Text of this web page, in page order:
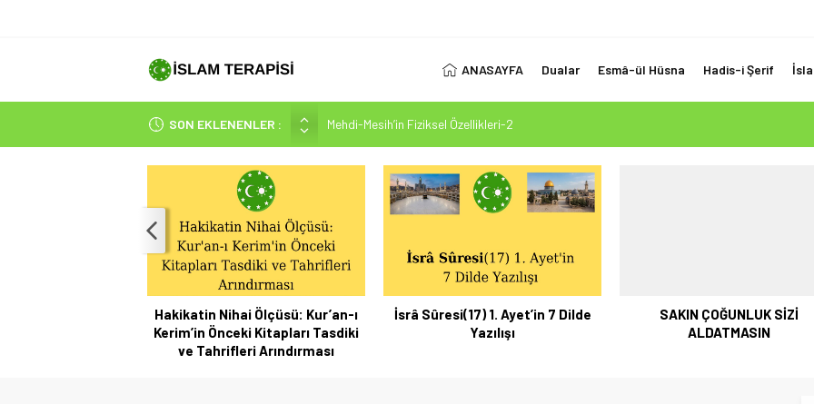
ANASAYFA Dualar Esmâ-ül Hüsna Hadis-i Şerif
SON EKLENENLER :
Mehdi-Mesih’in Fiziksel Özellikleri-2
Hakikatin Nihai Ölçüsü: Kur’an-ı Kerim’in Önceki Kitapları Tasdiki ve Tahrifleri Arındırması
İsrâ Sûresi(17) 1. Ayet’in 7 Dilde Yazılışı
SAKIN ÇOĞUNLUK SİZİ ALDATMASIN
Hakikatin Nihai Ölçüsü: Kur’an-ı
Kerim’in Önceki Kitapları Tasdiki
ve Tahrifleri Arındırması
İsrâ Sûresi(17) 1. Ayet’in 7 Dilde
Yazılışı
SAKIN ÇOĞUNLUK SİZİ
ALDATMASIN